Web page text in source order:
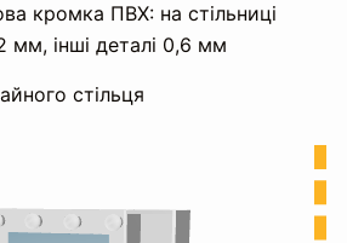
кромка ПВХ: на стільниці
мм, інші деталі 0,6 мм
стільця